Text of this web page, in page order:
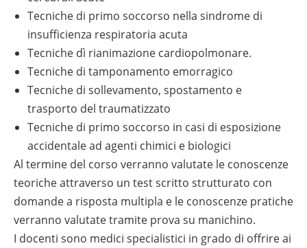
Tecniche di primo soccorso nella sindrome di
insufficienza respiratoria acuta
Tecniche dì rianimazione cardiopolmonare.
Tecniche di tamponamento emorragico
Tecniche di sollevamento, spostamento e
trasporto del traumatizzato
Tecniche di primo soccorso in casi di esposizione
accidentale ad agenti chimici e biologici
Al termine del corso verranno valutate le conoscenze
teoriche attraverso un test scritto strutturato con
domande a risposta multipla e le conoscenze pratiche
verranno valutate tramite prova su manichino.
I docenti sono medici specialistici in grado di offrire ai